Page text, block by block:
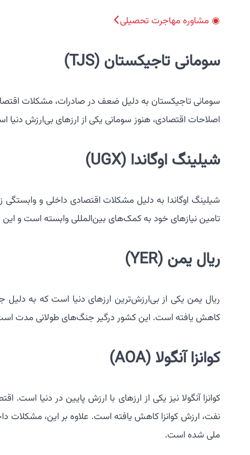
مشاوره مهاجرت تحصیلی
سومانی تاجیکستان (TJS)
سومانی تاجیکستان به دلیل ضعف در صادرات، مشکلات
اصلاحات اقتصادی، هنوز سومانی یکی از ارزهای بی‌ارزش دنیا
شیلینگ اوگاندا (UGX)
شیلینگ اوگاندا به دلیل مشکلات اقتصادی داخلی و
تامین نیازهای خود به کمک‌های بین‌المللی وابسته است و
ریال یمن (YER)
ریال یمن یکی از بی‌ارزش‌ترین ارزهای دنیا است که به
کاهش یافته است. این کشور درگیر جنگ‌های طولانی مدت است
کوانزا آنگولا (AOA)
کوانزا آنگولا نیز یکی از ارزهای با ارزش پایین در دنیا
نفت، ارزش کوانزا کاهش یافته است. علاوه بر این،
ملی شده است.